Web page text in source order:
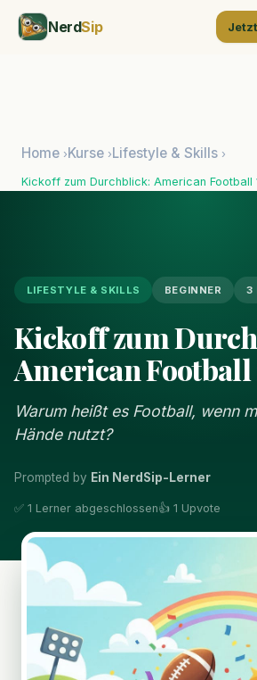
NerdSip
Home ›Kurse ›Lifestyle & Skills ›
Kickoff zum Durchblick: American Football
LIFESTYLE & SKILLS BEGINNER 3
Kickoff zum
American Football
Warum heißt es Football, wenn
Hände nutzt?
Prompted by Ein NerdSip-Lerner
✅ 1 Lerner abgeschlossen👍 1 Upvote